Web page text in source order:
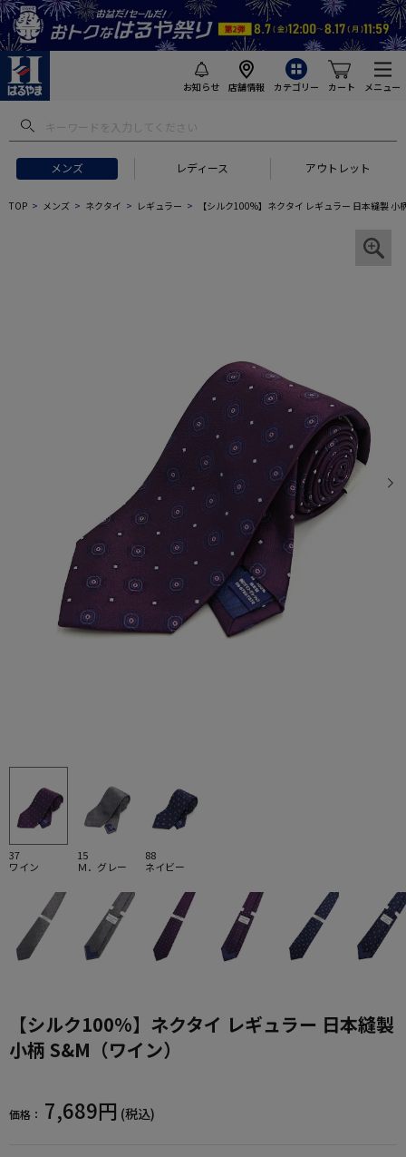
お知らせ 店舗情報 カテゴリー カート メニュー
メンズ レディース アウトレット
TOP メンズ ネクタイ レギュラー 【シルク100%】ネクタイ レギュラー 日本縫製 小
37
ワイン
15
Ｍ．グレー
88
ネイビー
【シルク100%】ネクタイ レギュラー 日本縫製
小柄 S&M（ワイン）
価格： 7,689円 (税込)